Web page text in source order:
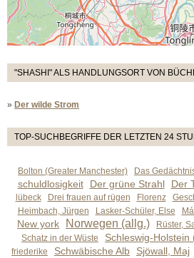
"SHASHI" ALS HANDLUNGSORT VON
» Der wilde Strom
TOP-SUCHBEGRIFFE DER LETZTEN 24
Bolton (Greater Manchester) Das
schuldlosigkeit Der grüne Strahl Der
lübeck
Drei frauen auf rügen Florenz
Heimbach, Jürgen
Lasker-Schüler, Else
New york
Norwegen (allg.) Rüster,
Schatz in der Wüste
Schleswig-Holstein
friederike Schwäbische Alb Sjöwall, Maj